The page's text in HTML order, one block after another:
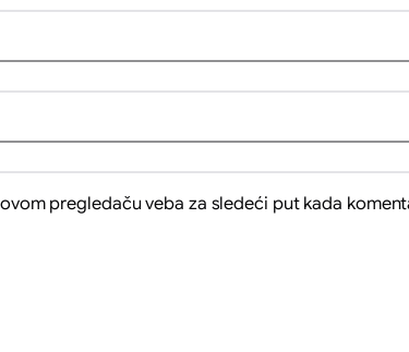
pregledaču veba za sledeći put kada